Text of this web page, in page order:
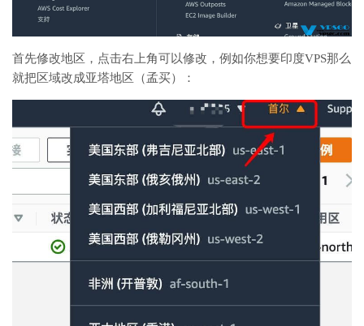
首先修改地区，点击右上角可以修改，例如你想要印度VPS那么
就把区域改成亚塔地区（孟买）：